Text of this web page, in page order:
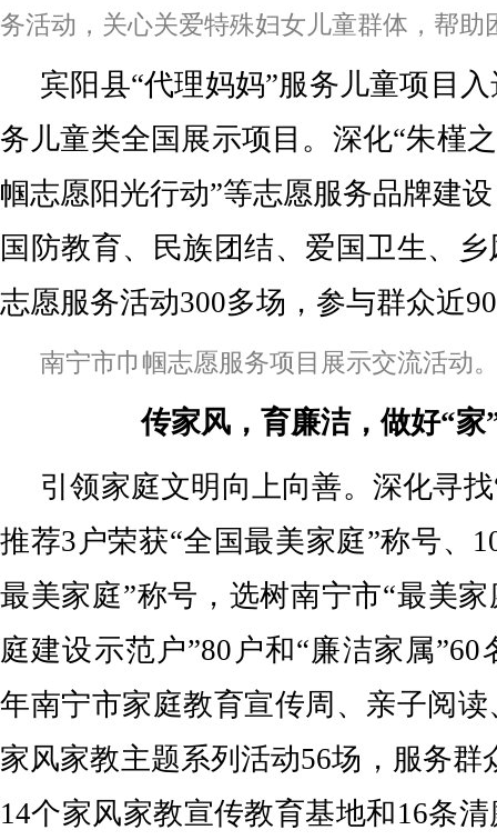
务活动，关心关爱特殊妇女儿童群体，帮助
宾阳县“代理妈妈”服务儿童项目
务儿童类全国展示项目。深化“朱槿
帼志愿阳光行动”等志愿服务品牌建
国防教育、民族团结、爱国卫生、
志愿服务活动300多场，参与群众近
南宁市巾帼志愿服务项目展示交流活动
传家风，育廉洁，做好“家
引领家庭文明向上向善。深化寻
推荐3户荣获“全国最美家庭”称号、
最美家庭”称号，选树南宁市“最美家
庭建设示范户”80户和“廉洁家属”60
年南宁市家庭教育宣传周、亲子阅
家风家教主题系列活动56场，服务群
14个家风家教宣传教育基地和16条